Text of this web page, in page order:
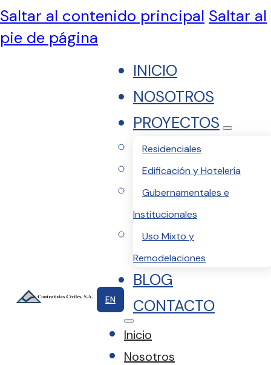
Saltar al contenido principal Saltar al
pie de página
INICIO
NOSOTROS
PROYECTOS
Residenciales
Edificación y Hotelería
Gubernamentales e
Institucionales
Uso Mixto y
Remodelaciones
BLOG
CONTACTO
Inicio
Nosotros
EN